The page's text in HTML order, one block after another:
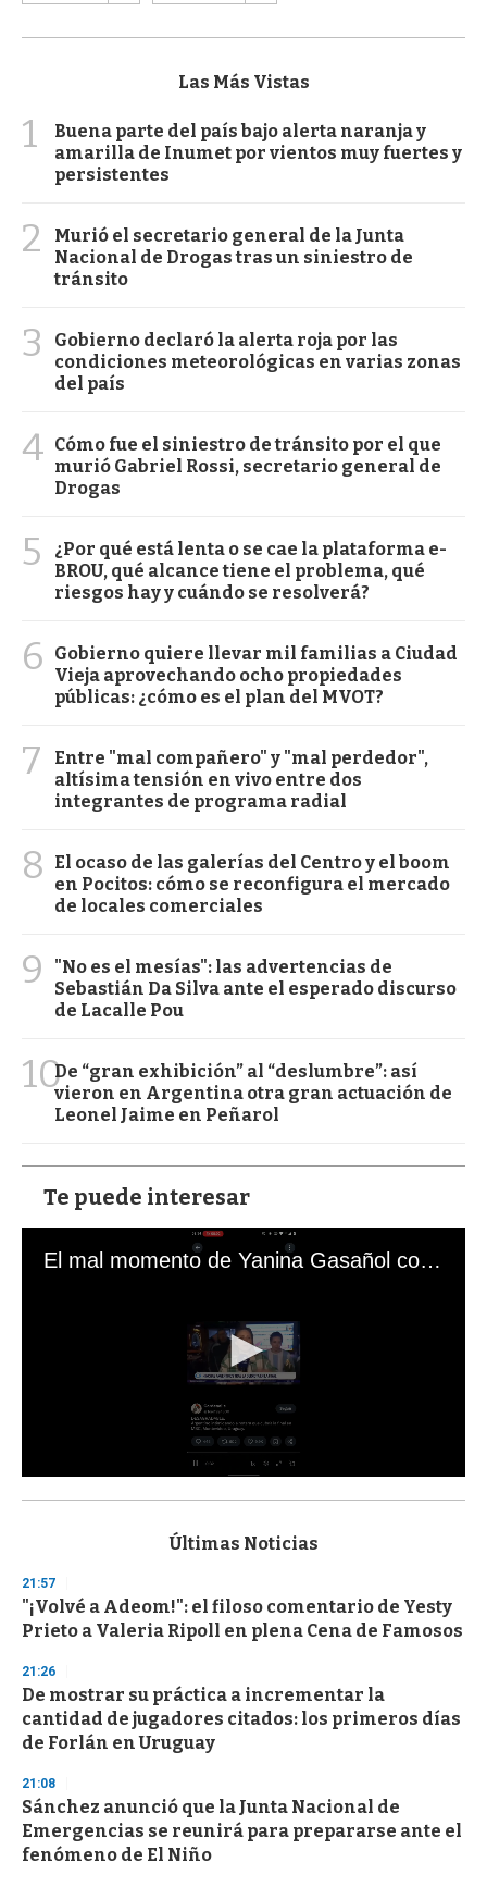
Las Más Vistas
1
Buena parte del país bajo alerta naranja y
amarilla de Inumet por vientos muy fuertes y
persistentes
2
Murió el secretario general de la Junta
Nacional de Drogas tras un siniestro de
tránsito
3
Gobierno declaró la alerta roja por las
condiciones meteorológicas en varias zonas
del país
4 Cómo fue el siniestro de tránsito por el que
murió Gabriel Rossi, secretario general de
Drogas
5
¿Por qué está lenta o se cae la plataforma e-
BROU, qué alcance tiene el problema, qué
riesgos hay y cuándo se resolverá?
6
Gobierno quiere llevar mil familias a Ciudad
Vieja aprovechando ocho propiedades
públicas: ¿cómo es el plan del MVOT?
7
Entre "mal compañero" y "mal perdedor",
altísima tensión en vivo entre dos
integrantes de programa radial
8
El ocaso de las galerías del Centro y el boom
en Pocitos: cómo se reconfigura el mercado
de locales comerciales
9
"No es el mesías": las advertencias de
Sebastián Da Silva ante el esperado discurso
de Lacalle Pou
10De “gran exhibición” al “deslumbre”: así
vieron en Argentina otra gran actuación de
Leonel Jaime en Peñarol
Te puede interesar
El mal momento de Yanina Gasañol con un hincha argentino en "Subrayado"
s
d
s
o
f
3
s
c
o
d
s
Últimas Noticias
21:57
"¡Volvé a Adeom!": el filoso comentario de Yesty
Prieto a Valeria Ripoll en plena Cena de Famosos
21:26
De mostrar su práctica a incrementar la
cantidad de jugadores citados: los primeros días
de Forlán en Uruguay
21:08
Sánchez anunció que la Junta Nacional de
Emergencias se reunirá para prepararse ante el
fenómeno de El Niño